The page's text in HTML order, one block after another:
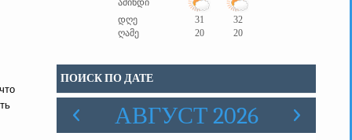
ამინდი
დღე
31
32
ღამე
20 20
ПОИСК ПО ДАТЕ
АВГУСТ 2026